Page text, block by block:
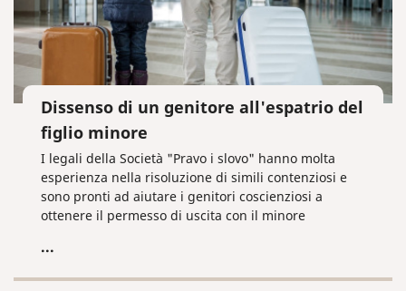
Dissenso di un genitore all'espatrio del
figlio minore
I legali della Società "Pravo i slovo" hanno molta
esperienza nella risoluzione di simili contenziosi e
sono pronti ad aiutare i genitori coscienziosi a
ottenere il permesso di uscita con il minore
situazione!
...